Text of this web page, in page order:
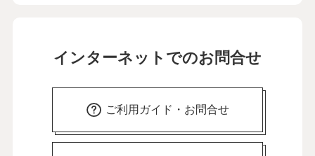
インターネットでのお問合せ
ご利用ガイド・お問合せ